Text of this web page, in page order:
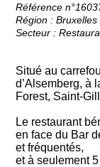
Référence
Région : Bruxelles
Secteur :
Situé au
d’Alsemberg, à
Forest, Saint-
Le restaurant
en face du Bar
et fréquentés,
et à seulement